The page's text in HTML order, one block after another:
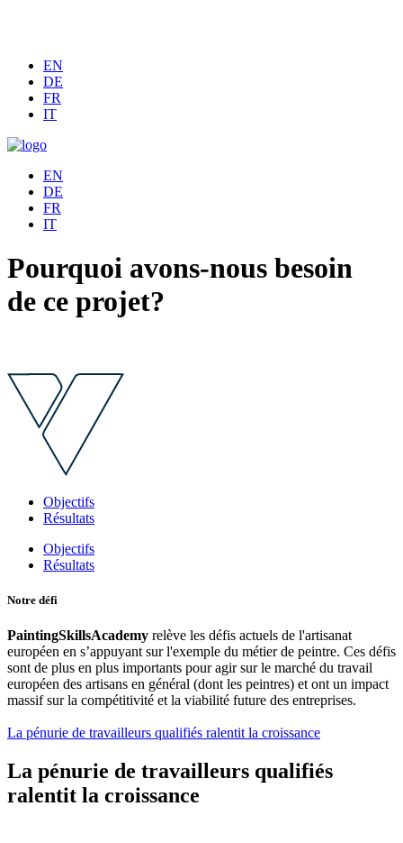
EN
DE
FR
IT
EN
DE
FR
IT
Pourquoi avons-nous besoin
de ce projet?
Objectifs
Résultats
Objectifs
Résultats
Notre défi
PaintingSkillsAcademy relève les défis actuels de l'artisanat
européen en s’appuyant sur l'exemple du métier de peintre. Ces défis
sont de plus en plus importants pour agir sur le marché du travail
européen des artisans en général (dont les peintres) et ont un impact
massif sur la compétitivité et la viabilité future des entreprises.
La pénurie de travailleurs qualifiés ralentit la croissance
La pénurie de travailleurs qualifiés
ralentit la croissance